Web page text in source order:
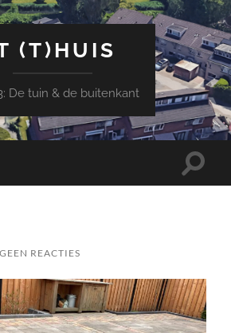
(T)HUIS
De tuin & de buitenkant
Toggle
GEEN REACTIES